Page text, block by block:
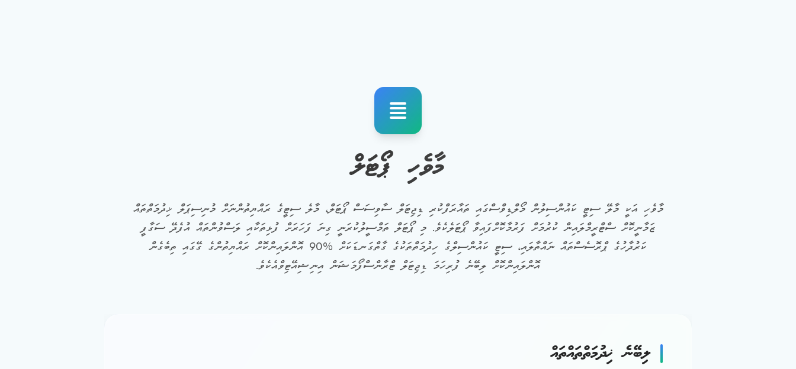
މާވެހި ޕޯޓަލް
މާވެހި އަކީ މާލޭ ސިޓީ ކައުންސިލުން މޯލްޑިވްސްގައި ތައާރަފްކުރި ޑިޖިޓަލް ސާވިސަސް ޕޯޓަލް، މާލެ ސިޓީގެ ރައްޔިތުންނަށް މުނިސިޕަލް ޚިދުމަތްތައް
ޒަމާނީކޮށް ސްޓްރީމްލައިން ކުރުމަށް ފަރުމާކޮށްފައިވާ ޕޯޓަލެކެވެ. މި ޕޯޓަލް ތަމްސީލުކުރަނީ ގިނަ ފަހަރަށް ފުޅިތަކާއި ލަސްވުންތައް އުފެދޭ ސަގާފީ
ކަރުދާހުގެ ޕްރޮސެސްތައް ނައްތާލައި، ސިޓީ ކައުންސިލްގެ ހިދުމަތްތަކުގެ ގާތްގަނޑަކަށް %90 އޮންލައިންކޮށް ރައްޔިތުންގެ ގޭގައި ތިބެގެން
އޮންލައިންކޮށް ލިބޭނެ ފުރިހަމަ ޑިޖިޓަލް ޓްރާންސްފޯމަޝަން އިނިޝިއޭޓިވްއެކެވެ.
ލިބޭނެ ޚިދުމަތްތައްތައް